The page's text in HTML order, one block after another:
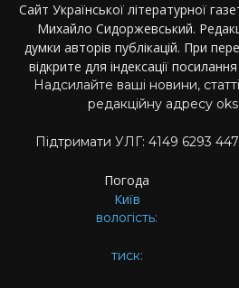
Сайт Української літературної
Михайло Сидоржевський.
думки авторів публікацій. При
відкрите для індексації
Надсилайте ваші новини,
редакційну адресу
Підтримати УЛГ: 4149 6293
Погода
Київ
вологість:
тиск: